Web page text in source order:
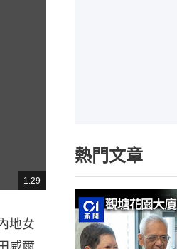
總
共
1:29
地女
熱門文章